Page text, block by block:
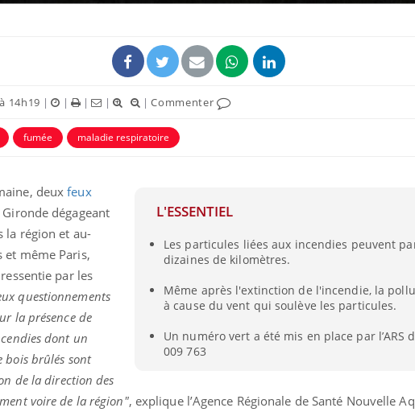
14h19 | | | | |Commenter
fumée maladie respiratoire
L'ESSENTIEL
Les particules liées aux incendies peuvent
dizaines de kilomètres.
Même après l'extinction de l'incendie, la
à cause du vent qui soulève les particules.
Un numéro vert a été mis en place par l’ARS
009 763
deuxfeux
dégageant
la région et au-
et même Paris,
par les
questionnements
la présence de
dont un
bois brûlés sont
de la direction des
voire de la région", explique l’Agence Régionale de Santé Nouvelle
:
c'est
Youtube
Carence en fer : comprendre pour
prévenirYoutube
même alopécie… Les symptômes de la
carence en fer sont multiples ce qui la rend
...